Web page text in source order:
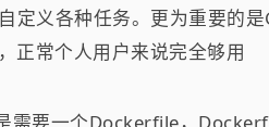
定义各种任务。更为重要的
正常个人用户来说完全够用
需要一个Dockerfile，